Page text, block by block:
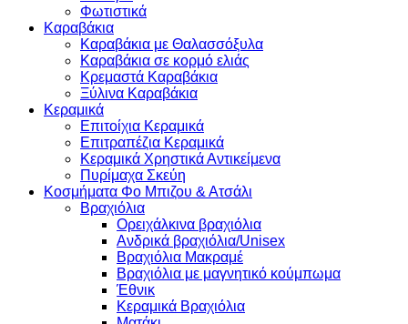
Φωτιστικά
Καραβάκια
Καραβάκια με Θαλασσόξυλα
Καραβάκια σε κορμό ελιάς
Κρεμαστά Καραβάκια
Ξύλινα Καραβάκια
Κεραμικά
Επιτοίχια Κεραμικά
Επιτραπέζια Κεραμικά
Κεραμικά Χρηστικά Αντικείμενα
Πυρίμαχα Σκεύη
Κοσμήματα Φο Μπιζου & Ατσάλι
Βραχιόλια
Oρειχάλκινα βραχιόλια
Ανδρικά βραχιόλια/Unisex
Βραχιόλια Μακραμέ
Βραχιόλια με μαγνητικό κούμπωμα
Έθνικ
Κεραμικά Βραχιόλια